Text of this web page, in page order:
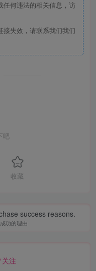
任何违法的相关信息，访
接失效，请联系我们我们
吧
收藏
success reasons.
功的理由
关注